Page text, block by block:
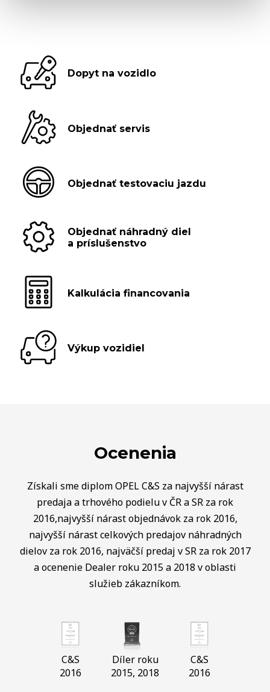
Dopyt na vozidlo
Objednať servis
Objednať testovaciu jazdu
Objednať náhradný diel
a príslušenstvo
Kalkulácia financovania
Výkup vozidiel
Ocenenia
Získali sme diplom OPEL C&S za najvyšší nárast
predaja a trhového podielu v ČR a SR za rok
2016,najvyšší nárast objednávok za rok 2016,
najvyšší nárast celkových predajov náhradných
dielov za rok 2016, najväčší predaj v SR za rok 2017
a ocenenie Dealer roku 2015 a 2018 v oblasti
služieb zákazníkom.
C&S
2016
Díler roku
2015, 2018
C&S
2016